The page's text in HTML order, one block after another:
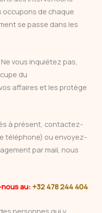
occupons de chaque
se passe dans les
vous inquiétez pas,
du
affaires et les protège
à présent, contactez-
téléphone) ou envoyez-
par mail, nous
au: +32 478 244 404
personnes qui y